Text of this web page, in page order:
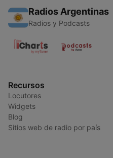
Radios Argentinas
Radios y Podcasts
Recursos
Locutores
Widgets
Blog
Sitios web de radio por país